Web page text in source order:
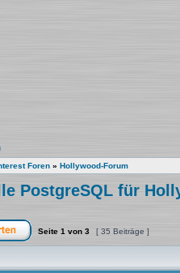
Foren » Hollywood-Forum
PostgreSQL für
erstellenAuf das Thema antworten
Seite 1 von 3 [ 35 Beiträge ]